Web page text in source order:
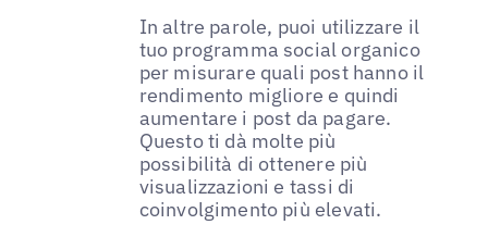
In altre parole, puoi utilizzare il
tuo programma social organico
per misurare quali post hanno il
rendimento migliore e quindi
aumentare i post da pagare.
Questo ti dà molte più
possibilità di ottenere più
visualizzazioni e tassi di
coinvolgimento più elevati.